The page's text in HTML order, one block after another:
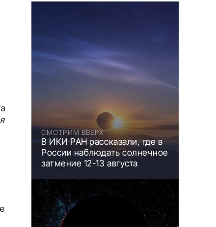
СМОТРИМ ВВЕРХ
В ИКИ РАН рассказали, где в
России наблюдать солнечное
затмение 12-13 августа